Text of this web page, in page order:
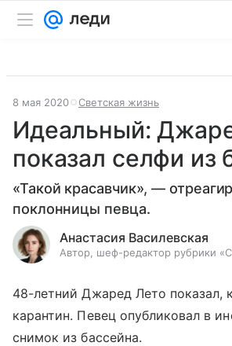
8 мая 2020 Светская жизнь
Идеальный:
показал селфи из
«Такой красавчик», —
поклонницы певца.
Анастасия Василевская
Автор, шеф-редактор рубрики
48-летний Джаред Лето показал,
карантин. Певец опубликовал в
снимок из бассейна.